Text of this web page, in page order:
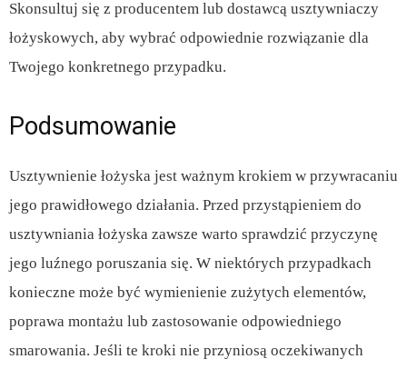
Skonsultuj się z producentem lub dostawcą usztywniaczy
łożyskowych, aby wybrać odpowiednie rozwiązanie dla
Twojego konkretnego przypadku.
Podsumowanie
Usztywnienie łożyska jest ważnym krokiem w przywracaniu
jego prawidłowego działania. Przed przystąpieniem do
usztywniania łożyska zawsze warto sprawdzić przyczynę
jego luźnego poruszania się. W niektórych przypadkach
konieczne może być wymienienie zużytych elementów,
poprawa montażu lub zastosowanie odpowiedniego
smarowania. Jeśli te kroki nie przyniosą oczekiwanych